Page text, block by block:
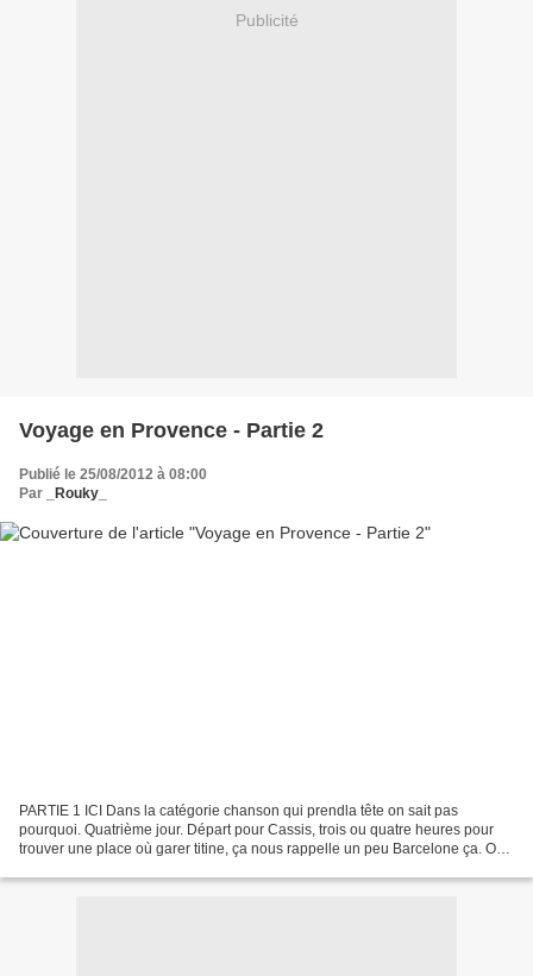
Publicité
Voyage en Provence - Partie 2
Publié le 25/08/2012 à 08:00
Par
_Rouky_
PARTIE 1 ICI Dans la catégorie chanson qui prendla tête on sait pas
pourquoi. Quatrième jour. Départ pour Cassis, trois ou quatre heures pour
trouver une place où garer titine, ça nous rappelle un peu Barcelone ça. On